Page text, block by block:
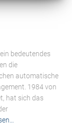
bedeutendes
die
automatische
1984 von
hat sich das